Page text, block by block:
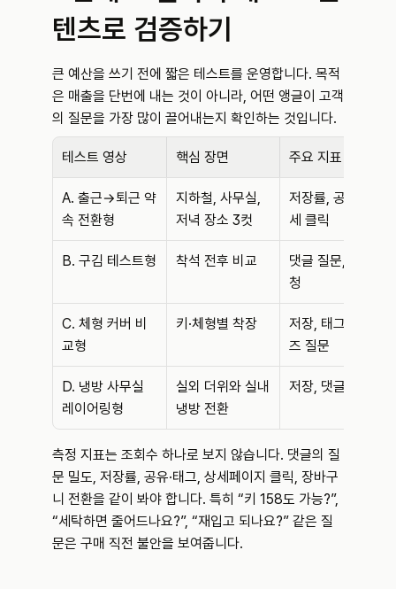
텐츠로 검증하기
큰 예산을 쓰기 전에 짧은 테스트를 운영합니다. 목적
은 매출을 단번에 내는 것이 아니라, 어떤 앵글이 고객
의 질문을 가장 많이 끌어내는지 확인하는 것입니다.
테스트 영상 핵심 장면 주요 지표
A. 출근→퇴근 약
속 전환형
지하철, 사무실,
저녁 장소 3컷
저장률, 공유, 상
세 클릭
B. 구김 테스트형 착석 전후 비교
댓글 질문, 재시
청
C. 체형 커버 비
교형
키·체형별 착장
저장, 태그, 사이
즈 질문
D. 냉방 사무실
레이어링형
실외 더위와 실내
냉방 전환
저장, 댓글 공감
측정 지표는 조회수 하나로 보지 않습니다. 댓글의 질
문 밀도, 저장률, 공유·태그, 상세페이지 클릭, 장바구
니 전환을 같이 봐야 합니다. 특히 “키 158도 가능?”,
“세탁하면 줄어드나요?”, “재입고 되나요?” 같은 질
문은 구매 직전 불안을 보여줍니다.